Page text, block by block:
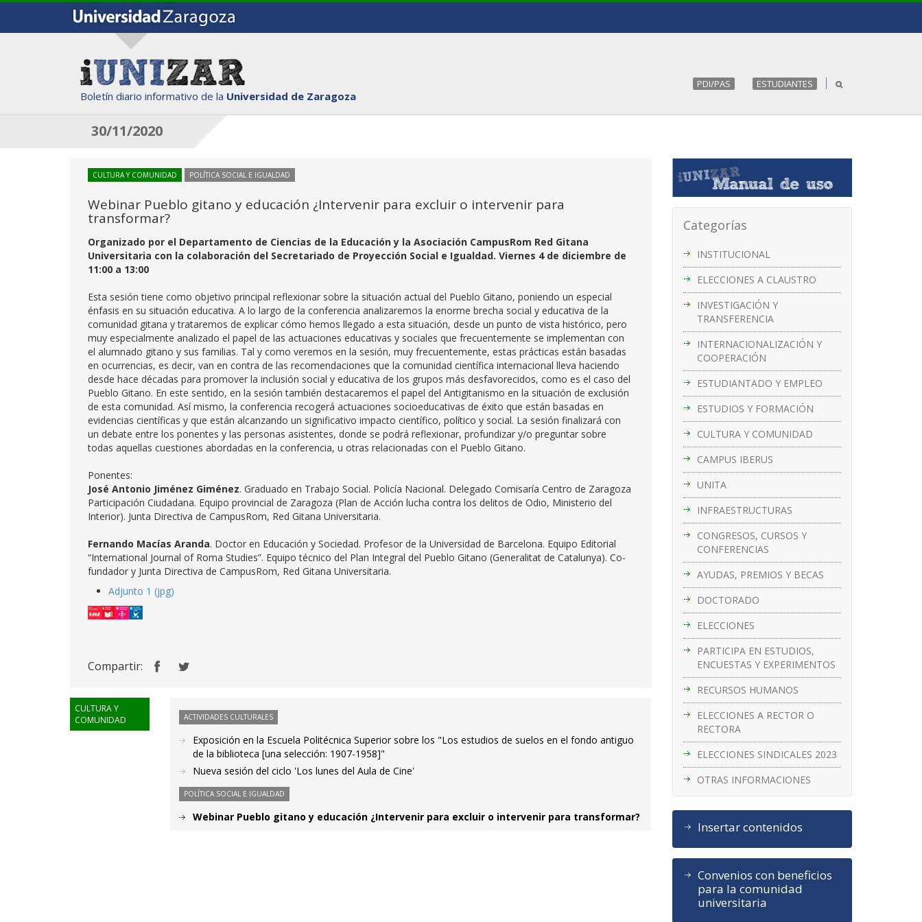
Boletín diario informativo de la Universidad de Zaragoza
PDI/PAS ESTUDIANTES
30/11/2020
Categorías
INSTITUCIONAL
ELECCIONES A CLAUSTRO
INVESTIGACIÓN Y
TRANSFERENCIA
INTERNACIONALIZACIÓN Y
COOPERACIÓN
ESTUDIANTADO Y EMPLEO
ESTUDIOS Y FORMACIÓN
CULTURA Y COMUNIDAD
CAMPUS IBERUS
UNITA
INFRAESTRUCTURAS
CONGRESOS, CURSOS Y
CONFERENCIAS
AYUDAS, PREMIOS Y BECAS
DOCTORADO
ELECCIONES
PARTICIPA EN ESTUDIOS,
ENCUESTAS Y EXPERIMENTOS
RECURSOS HUMANOS
ELECCIONES A RECTOR O
RECTORA
ELECCIONES SINDICALES 2023
OTRAS INFORMACIONES
Insertar contenidos
Convenios con beneficios
para la comunidad
universitaria
CULTURA Y COMUNIDAD POLÍTICA SOCIAL E IGUALDAD
Webinar Pueblo gitano y educación ¿Intervenir para excluir o intervenir para
transformar?
Organizado por el Departamento de Ciencias de la Educación y la Asociación CampusRom Red Gitana
Universitaria con la colaboración del Secretariado de Proyección Social e Igualdad. Viernes 4 de diciembre de
11:00 a 13:00
Esta sesión tiene como objetivo principal reflexionar sobre la situación actual del Pueblo Gitano, poniendo un especial
énfasis en su situación educativa. A lo largo de la conferencia analizaremos la enorme brecha social y educativa de la
comunidad gitana y trataremos de explicar cómo hemos llegado a esta situación, desde un punto de vista histórico, pero
muy especialmente analizado el papel de las actuaciones educativas y sociales que frecuentemente se implementan con
el alumnado gitano y sus familias. Tal y como veremos en la sesión, muy frecuentemente, estas prácticas están basadas
en ocurrencias, es decir, van en contra de las recomendaciones que la comunidad científica internacional lleva haciendo
desde hace décadas para promover la inclusión social y educativa de los grupos más desfavorecidos, como es el caso del
Pueblo Gitano. En este sentido, en la sesión también destacaremos el papel del Antigitanismo en la situación de exclusión
de esta comunidad. Así mismo, la conferencia recogerá actuaciones socioeducativas de éxito que están basadas en
evidencias científicas y que están alcanzando un significativo impacto científico, político y social. La sesión finalizará con
un debate entre los ponentes y las personas asistentes, donde se podrá reflexionar, profundizar y/o preguntar sobre
todas aquellas cuestiones abordadas en la conferencia, u otras relacionadas con el Pueblo Gitano.
Ponentes:
José Antonio Jiménez Giménez. Graduado en Trabajo Social. Policía Nacional. Delegado Comisaría Centro de Zaragoza
Participación Ciudadana. Equipo provincial de Zaragoza (Plan de Acción lucha contra los delitos de Odio, Ministerio del
Interior). Junta Directiva de CampusRom, Red Gitana Universitaria.
Fernando Macías Aranda. Doctor en Educación y Sociedad. Profesor de la Universidad de Barcelona. Equipo Editorial
“International Journal of Roma Studies”. Equipo técnico del Plan Integral del Pueblo Gitano (Generalitat de Catalunya). Co-
fundador y Junta Directiva de CampusRom, Red Gitana Universitaria.
Adjunto 1 (jpg)
Compartir:
CULTURA Y
COMUNIDAD
ACTIVIDADES CULTURALES
Exposición en la Escuela Politécnica Superior sobre los "Los estudios de suelos en el fondo antiguo
de la biblioteca [una selección: 1907-1958]"
Nueva sesión del ciclo 'Los lunes del Aula de Cine'
POLÍTICA SOCIAL E IGUALDAD
Webinar Pueblo gitano y educación ¿Intervenir para excluir o intervenir para transformar?